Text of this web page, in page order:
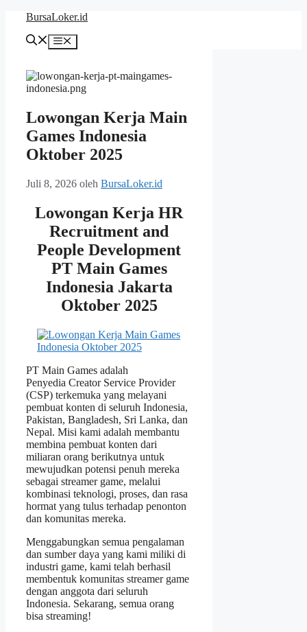
Langsung
BursaLoker.id
Menu
Lowongan Kerja Main
Games Indonesia
Oktober 2025
Juli 8, 2026 oleh BursaLoker.id
Lowongan Kerja HR
Recruitment and
People Development
PT Main Games
Indonesia Jakarta
Oktober 2025
PT Main Games adalah
Penyedia Creator Service Provider
(CSP) terkemuka yang melayani
pembuat konten di seluruh Indonesia,
Pakistan, Bangladesh, Sri Lanka, dan
Nepal. Misi kami adalah membantu
membina pembuat konten dari
miliaran orang berikutnya untuk
mewujudkan potensi penuh mereka
sebagai streamer game, melalui
kombinasi teknologi, proses, dan rasa
hormat yang tulus terhadap penonton
dan komunitas mereka.
Menggabungkan semua pengalaman
dan sumber daya yang kami miliki di
industri game, kami telah berhasil
membentuk komunitas streamer game
dengan anggota dari seluruh
Indonesia. Sekarang, semua orang
bisa streaming!